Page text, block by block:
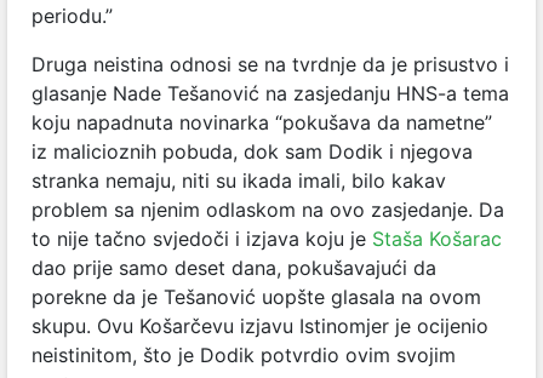
periodu.”
Druga neistina odnosi se na tvrdnje da je prisustvo i
glasanje Nade Tešanović na zasjedanju HNS-a tema
koju napadnuta novinarka “pokušava da nametne”
iz malicioznih pobuda, dok sam Dodik i njegova
stranka nemaju, niti su ikada imali, bilo kakav
problem sa njenim odlaskom na ovo zasjedanje. Da
to nije tačno svjedoči i izjava koju je Staša Košarac
dao prije samo deset dana, pokušavajući da
porekne da je Tešanović uopšte glasala na ovom
skupu. Ovu Košarčevu izjavu Istinomjer je ocijenio
neistinitom, što je Dodik potvrdio ovim svojim